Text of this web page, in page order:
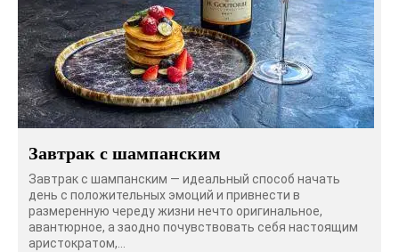
Завтрак с шампанским
Завтрак с шампанским — идеальный способ начать
день с положительных эмоций и привнести в
размеренную череду жизни нечто оригинальное,
авантюрное, а заодно почувствовать себя настоящим
аристократом,...